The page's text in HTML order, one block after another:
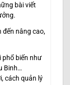
bài viết
đến nâng cao,
phổ biến như
Binh…
cách quản lý